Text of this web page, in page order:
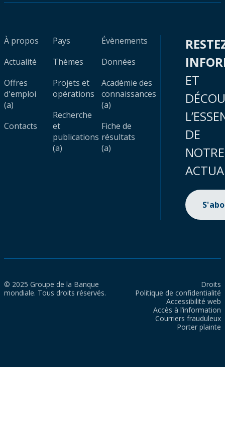
À propos
Actualité
Offres
d'emploi
(a)
Contacts
Pays
Thèmes
Projets et
opérations
Recherche
et
publications
(a)
Évènements
Données
Académie des
connaissances
(a)
Fiche de
résultats
(a)
ET
DE
NOTRE
© 2025 Groupe de la Banque
mondiale. Tous droits réservés.
Droits
Politique de confidentialité
Accessibilité web
Accès à l’information
Courriers frauduleux
Porter plainte